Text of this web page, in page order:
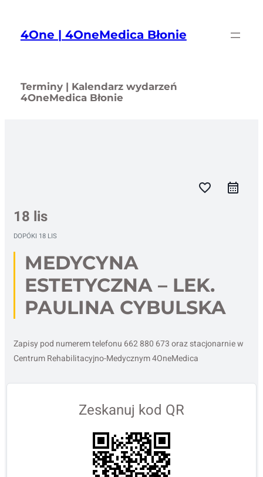
treści4One | 4OneMedica Błonie
Terminy | Kalendarz wydarzeń
4OneMedica Błonie
favorite_border
18 lis
DOPÓKI 18 LIS
MEDYCYNA
ESTETYCZNA – LEK.
PAULINA CYBULSKA
Zapisy pod numerem telefonu 662 880 673 oraz stacjonarnie w
Centrum Rehabilitacyjno-Medycznym 4OneMedica
Zeskanuj kod QR